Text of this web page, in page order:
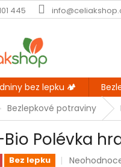
445
bez lepku 🏕️
Bezlepkové potraviny
Polévka
Bez lepku
Průměrné